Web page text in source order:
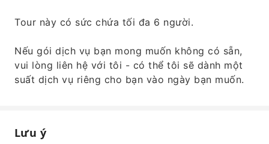
Tour này có sức chứa tối đa 6 người.
Nếu gói dịch vụ bạn mong muốn không có sẵn,
vui lòng liên hệ với tôi - có thể tôi sẽ dành một
suất dịch vụ riêng cho bạn vào ngày bạn muốn.
Lưu ý